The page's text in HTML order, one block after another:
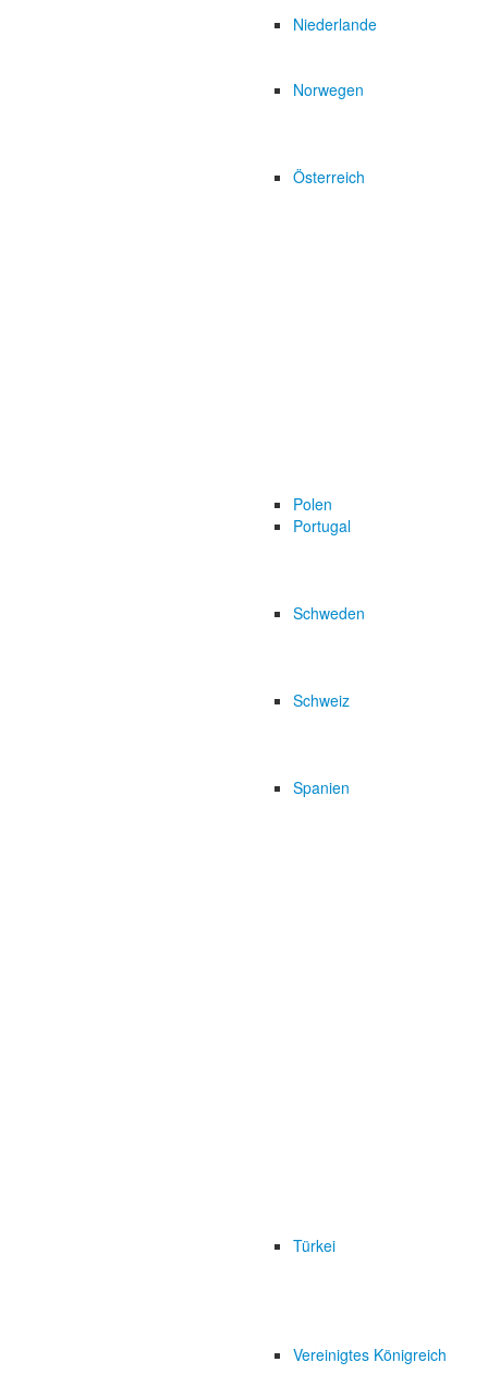
Niederlande
Norwegen
Österreich
Polen
Portugal
Schweden
Schweiz
Spanien
Türkei
Vereinigtes Königreich